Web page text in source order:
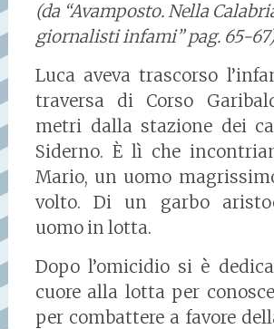
(da “Avamposto. Nella
giornalisti infami” pag. 65-
Luca aveva trascorso
traversa di Corso
metri dalla stazione dei
Siderno. È lì che
Mario, un uomo
volto. Di un garbo
uomo in lotta.
Dopo l’omicidio si è
cuore alla lotta per
per combattere a favore